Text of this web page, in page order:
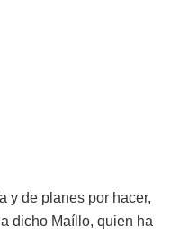
y de planes por hacer,
dicho Maíllo, quien ha